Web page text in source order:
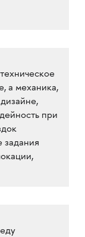
а механика,
при
задания